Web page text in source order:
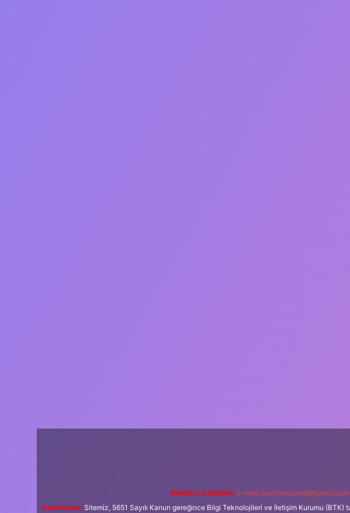
Reklam ve İletişim: E-mail: backlinkpaneli@gmail.com
Yasal Uyarı: Sitemiz, 5651 Sayılı Kanun gereğince Bilgi Teknolojileri ve İletişim Kurumu